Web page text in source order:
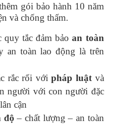
gói bảo hành 10 năm
và chống thấm.
quy tắc đảm bảoan toàn
an toàn lao động là trên
rắc rối vớipháp luật và
người với con người đặc
cận
độ – chất lượng – an toàn